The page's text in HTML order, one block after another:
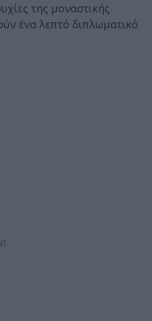
της μοναστικής
ένα λεπτό διπλωματικό